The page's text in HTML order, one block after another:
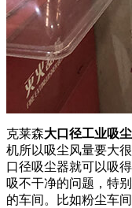
克莱森大口径工业吸
机所以吸尘风量要大
口径吸尘器就可以吸
吸不干净的问题，特
的车间。比如粉尘车